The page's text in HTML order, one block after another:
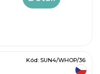
Kód: SUN4/WHOP/36